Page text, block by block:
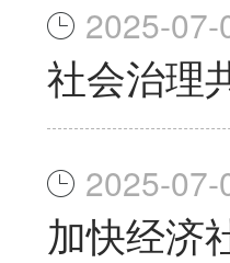
2025-07-
社会治理
2025-07-
加快经济